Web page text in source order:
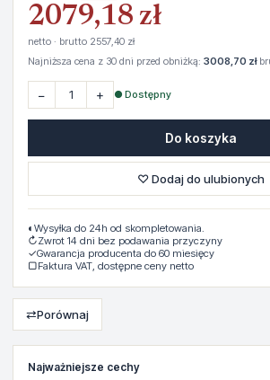
Najważniejsze cechy
2079,18 zł
netto · brutto 2557,40 zł
Najniższa cena z 30 dni przed obniżką: 3008,70 zł
− + ● Dostępny
Do koszyka
♡ Dodaj do ulubionych
◐ Wysyłka do 24h od skompletowania.
↻Zwrot 14 dni bez podawania przyczyny
✓Gwarancja producenta do 60 miesięcy
▢Faktura VAT, dostępne ceny netto
⇄Porównaj